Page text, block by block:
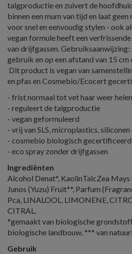
talgproductie en zuivert de
binnen een mum van tijd en laat
voor snel en eenvoudig stylen - ook
vegan formule heeft een
van drijfgassen.
gebruik en op een afstand van 15 cm
Dit product is vegan van
en pfas en Cosmebio/Ecocert
- frist normaal tot vet haar weer
- reguleert de talgproductie
- vegan geformuleerd
- vrij van SLS, microplastics, siliconen
- cosmebio biologisch gecertificeerd
- eco spray zonder drijfgassen
Ingrediënten
Alcohol Denat*, KaolinTalcZea
Junos (Yuzu) Fruit**, Parfum
Pca, LINALOOL, LIMONENE,
CITRAL.
*gemaakt van biologische
biologische landbouw, *** van
Gebruik